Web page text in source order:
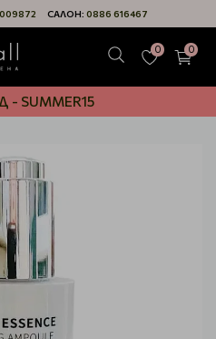
САЛОН: 0886 616467
0 0
- SUMMER15